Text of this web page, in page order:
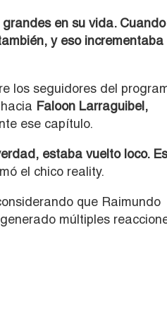
en su vida. Cuando
y eso incrementaba
los seguidores del
Faloon Larraguibel,
ese capítulo.
estaba vuelto loco. Es
el chico reality.
que Raimundo
múltiples